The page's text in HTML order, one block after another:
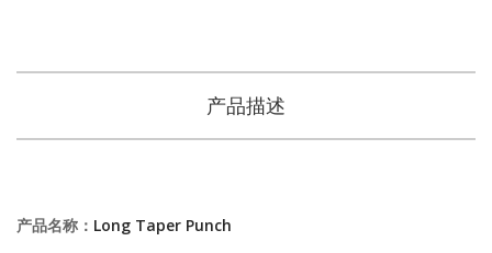
产品描述
产品名称： Long Taper Punch